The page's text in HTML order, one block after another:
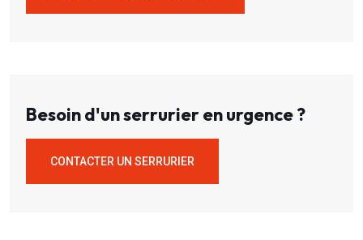
Besoin d'un serrurier en urgence ?
CONTACTER UN SERRURIER